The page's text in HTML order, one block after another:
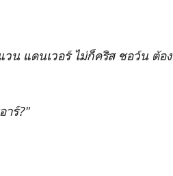
น แดนเวอร์ ไม่ก็คริส ชอว์น ต้อง
าร์?"